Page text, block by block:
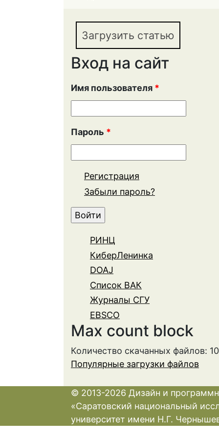
ДЕЯТЕЛЬНОСТИ
Загрузить статью
Вход на сайт
Имя пользователя *
Пароль *
Регистрация
Забыли пароль?
РИНЦ
КиберЛенинка
DOAJ
Список ВАК
Журналы СГУ
EBSCO
Max count block
Количество скачанных файлов:
Популярные загрузки файлов
© 2013-2026 Дизайн и
«Саратовский национальный
университет имени Н.Г.